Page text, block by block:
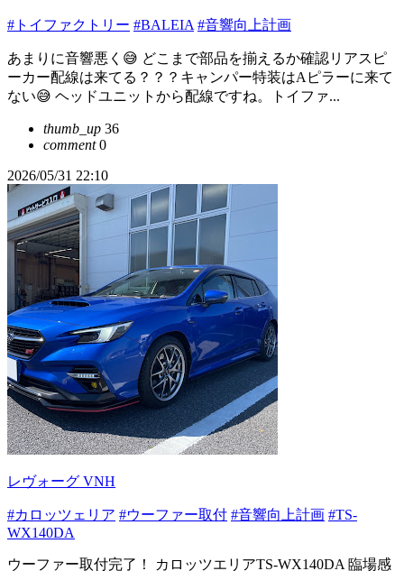
#トイファクトリー #BALEIA #音響向上計画
あまりに音響悪く😅 どこまで部品を揃えるか確認リアスピ
ーカー配線は来てる？？？キャンパー特装はAピラーに来て
ない😅 ヘッドユニットから配線ですね。トイファ...
thumb_up 36
comment0
2026/05/31 22:10
レヴォーグ VNH
#カロッツェリア #ウーファー取付 #音響向上計画 #TS-
WX140DA
ウーファー取付完了！ カロッツエリアTS-WX140DA 臨場感